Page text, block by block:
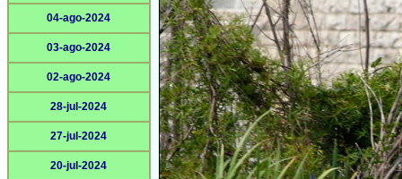
04-ago-2024
03-ago-2024
02-ago-2024
28-jul-2024
27-jul-2024
20-jul-2024